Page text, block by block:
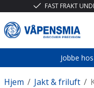
FAST FRAKT
Jobbe
/
Hjem /
Jakt & friluft